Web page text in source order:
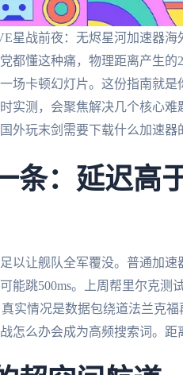
星战前夜：无烬星河加速器
都懂这种痛，物理距离产生的
场卡顿幻灯片。这份指南就
实测，会聚焦解决几个核心
外玩末剑需要下载什么加速器
条：延迟高
以让舰队全军覆没。普通加
能跳500ms。上周帮里尔克
实情况是数据包绕道法兰克
怎么办会成为高频搜索词。距